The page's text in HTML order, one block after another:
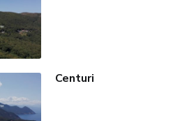
Centuri